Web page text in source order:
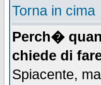
Torna in cima
Perch�
chiede di
Spiacente,